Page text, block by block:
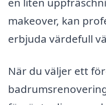
makeover, kan
erbjuda värdefull
När du väljer ett